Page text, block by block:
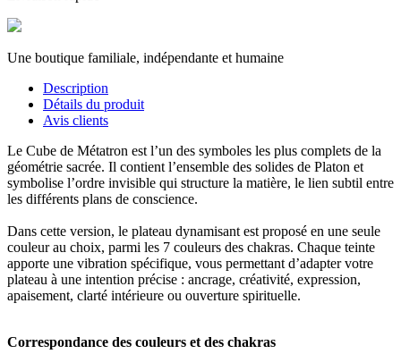
Une boutique familiale, indépendante et humaine
Description
Détails du produit
Avis clients
Le Cube de Métatron est l’un des symboles les plus complets de la
géométrie sacrée. Il contient l’ensemble des solides de Platon et
symbolise l’ordre invisible qui structure la matière, le lien subtil entre
les différents plans de conscience.
Dans cette version, le plateau dynamisant est proposé en une seule
couleur au choix, parmi les 7 couleurs des chakras. Chaque teinte
apporte une vibration spécifique, vous permettant d’adapter votre
plateau à une intention précise : ancrage, créativité, expression,
apaisement, clarté intérieure ou ouverture spirituelle.
Correspondance des couleurs et des chakras